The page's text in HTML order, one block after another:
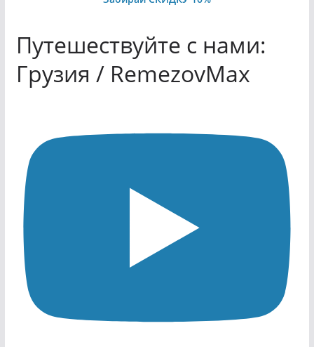
Путешествуйте с нами:
Грузия / RemezovMax